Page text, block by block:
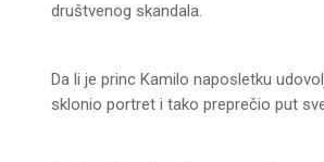
društvenog skandala.
Da li je princ Kamilo naposletku
sklonio portret i tako preprečio put